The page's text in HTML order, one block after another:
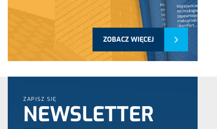
ZOBACZ WIĘCEJ
ZAPISZ SIĘ
NEWSLETTER